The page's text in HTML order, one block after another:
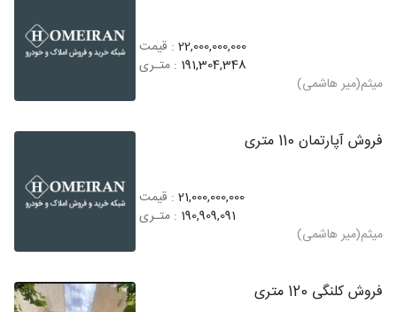
22,000,000,000 : قیمت
191,304,348 : متـری
میثم(میر هاشمی)
فروش آپارتمان 110 متری
21,000,000,000 : قیمت
190,909,091 : متـری
میثم(میر هاشمی)
فروش کلنگی 120 متری